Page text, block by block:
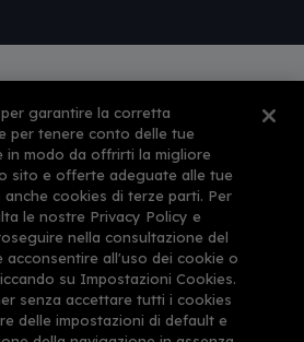
n° 561 per
di agenzia di viaggi e
Provincia di Firenze il 12-
by reCAPTCHA and the
andTerms of Service
garantire la corretta
per tenere conto delle tue
in modo da offrirti la migliore
sito e offerte adeguate alle tue
anche cookies di terze parti. Per
le nostre Privacy Policy e
nella consultazione del
acconsentire all'uso dei cookie o
su Impostazioni Cookies.
senza accettare tutti i cookies
delle impostazioni di default e